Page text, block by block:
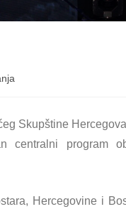
Skupštine
centralni program
Hercegovine i